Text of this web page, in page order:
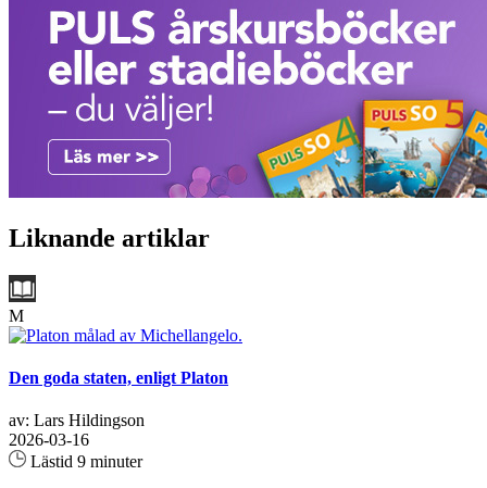
Liknande artiklar
M
Den goda staten, enligt Platon
av: Lars Hildingson
2026-03-16
Lästid 9 minuter